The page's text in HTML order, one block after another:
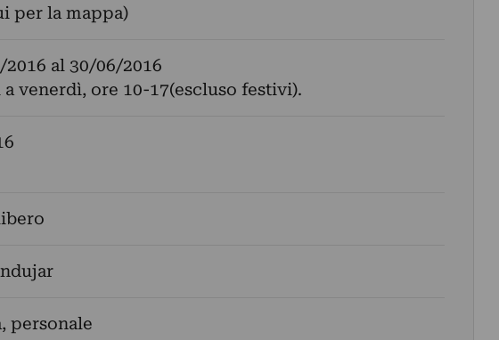
per la mappa)
2016 al 30/06/2016
venerdì, ore 10-17(escluso festivi).
personale